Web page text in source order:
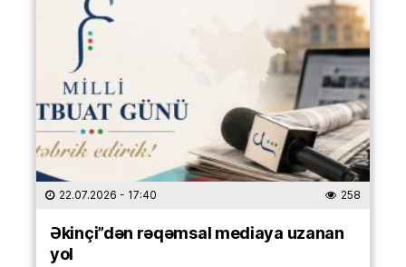
22.07.2026 - 17:40 258
Əkinçi”dən rəqəmsal mediaya uzanan
yol